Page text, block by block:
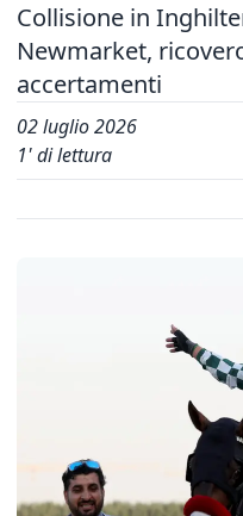
Collisione in
Newmarket,
accertamenti
02 luglio 2026
1' di lettura